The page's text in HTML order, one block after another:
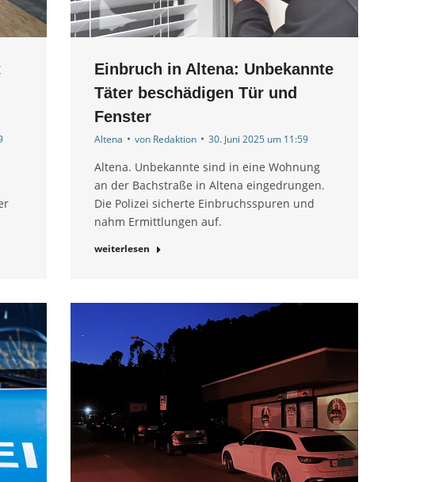
Einbruch in Altena: Unbekannte
Täter beschädigen Tür und
Fenster
Altena von Redaktion 30. Juni 2025 um 11:59
Altena. Unbekannte sind in eine Wohnung
an der Bachstraße in Altena eingedrungen.
Die Polizei sicherte Einbruchsspuren und
nahm Ermittlungen auf.
weiterlesen